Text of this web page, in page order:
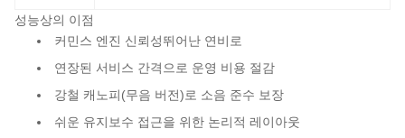
성능상의 이점
커민스 엔진 신뢰성뛰어난 연비로
연장된 서비스 간격으로 운영 비용 절감
강철 캐노피(무음 버전)로 소음 준수 보장
쉬운 유지보수 접근을 위한 논리적 레이아웃